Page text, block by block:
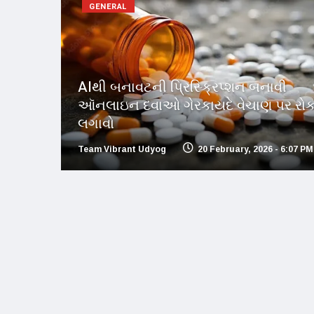
GENERAL
AIથી બનાવટની પ્રિસ્ક્રિપ્શન બનાવી
ઑનલાઇન દવાઓ ગેરકાયદે વેચાણ પર
લગાવો
Team Vibrant Udyog 20 February, 2026 - 6:07 PM